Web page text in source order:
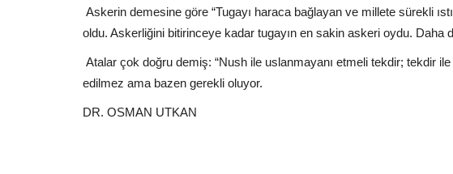
Askerin demesine göre “Tugayı haraca bağlayan ve millete sürekli
oldu. Askerliğini bitirinceye kadar tugayın en sakin askeri oydu. Daha
Atalar çok doğru demiş: “Nush ile uslanmayanı etmeli tekdir; tekdir
edilmez ama bazen gerekli oluyor.
DR. OSMAN UTKAN